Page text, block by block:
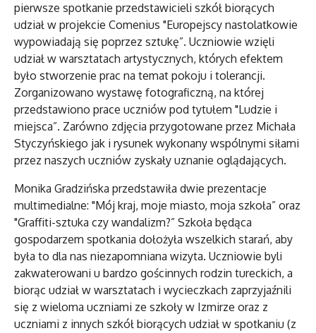
pierwsze spotkanie przedstawicieli szkół biorących
udział w projekcie Comenius "Europejscy nastolatkowie
wypowiadają się poprzez sztukę”. Uczniowie wzięli
udział w warsztatach artystycznych, których efektem
było stworzenie prac na temat pokoju i tolerancji.
Zorganizowano wystawę fotograficzną, na której
przedstawiono prace uczniów pod tytułem "Ludzie i
miejsca”. Zarówno zdjęcia przygotowane przez Michała
Styczyńskiego jak i rysunek wykonany wspólnymi siłami
przez naszych uczniów zyskały uznanie oglądających.
Monika Gradzińska przedstawiła dwie prezentacje
multimedialne: "Mój kraj, moje miasto, moja szkoła” oraz
"Graffiti-sztuka czy wandalizm?” Szkoła będąca
gospodarzem spotkania dołożyła wszelkich starań, aby
była to dla nas niezapomniana wizyta. Uczniowie byli
zakwaterowani u bardzo gościnnych rodzin tureckich, a
biorąc udział w warsztatach i wycieczkach zaprzyjaźnili
się z wieloma uczniami ze szkoły w Izmirze oraz z
uczniami z innych szkół biorących udział w spotkaniu (z